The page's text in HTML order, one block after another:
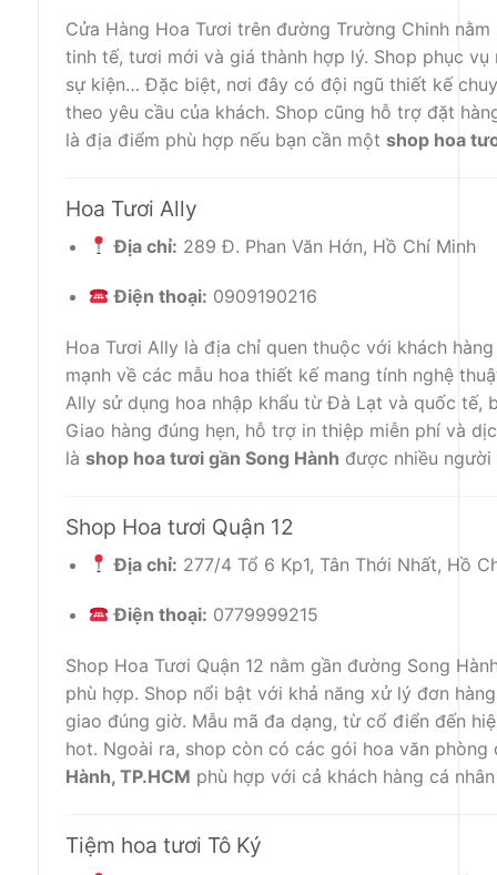
Cửa Hàng Hoa Tươi trên đường Trường Chinh
tinh tế, tươi mới và giá thành hợp lý. Shop phục
sự kiện… Đặc biệt, nơi đây có đội ngũ thiết kế
theo yêu cầu của khách. Shop cũng hỗ trợ đặt
là địa điểm phù hợp nếu bạn cần một shop hoa
Hoa Tươi Ally
Địa chỉ: 289 Đ. Phan Văn Hớn, Hồ Chí Minh
Điện thoại: 0909190216
Hoa Tươi Ally là địa chỉ quen thuộc với khách
mạnh về các mẫu hoa thiết kế mang tính nghệ
Ally sử dụng hoa nhập khẩu từ Đà Lạt và quốc
Giao hàng đúng hẹn, hỗ trợ in thiệp miễn phí và
là shop hoa tươi gần Song Hành được nhiều
Shop Hoa tươi Quận 12
Địa chỉ: 277/4 Tổ 6 Kp1, Tân Thới Nhất, Hồ
Điện thoại: 0779999215
Shop Hoa Tươi Quận 12 nằm gần đường Song
phù hợp. Shop nổi bật với khả năng xử lý đơn
giao đúng giờ. Mẫu mã đa dạng, từ cổ điển đến
hot. Ngoài ra, shop còn có các gói hoa văn
Hành, TP.HCM phù hợp với cả khách hàng cá
Tiệm hoa tươi Tô Ký